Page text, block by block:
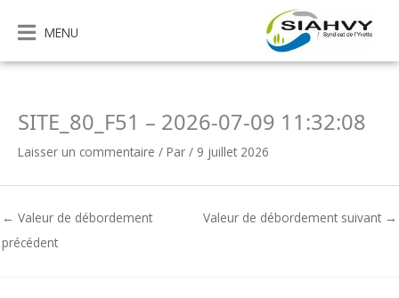
contenu
MENU
SITE_80_F51 – 2026-07-09 11:32:08
Laisser un commentaire / Par / 9 juillet 2026
← Valeur de débordement
précédent
Valeur de débordement suivant →